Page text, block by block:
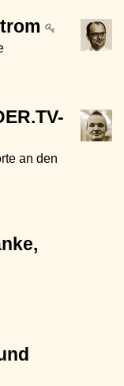
an den